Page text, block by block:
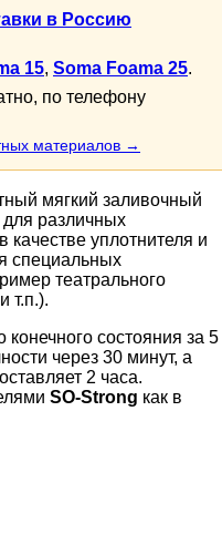
в Россию
15, Soma Foama 25.
по телефону
материалов →
мягкий заливочный
различных
уплотнителя и
специальных
театрального
т.п.).
конечного состояния за 5
через 30 минут, а
2 часа.
SO-Strong как в